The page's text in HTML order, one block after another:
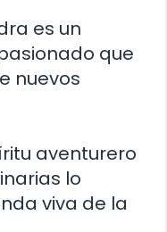
es un
que
nuevos
aventurero
lo
viva de la